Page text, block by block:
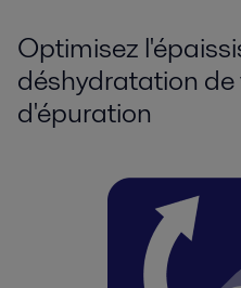
Optimisez
déshydratation de
d'épuration